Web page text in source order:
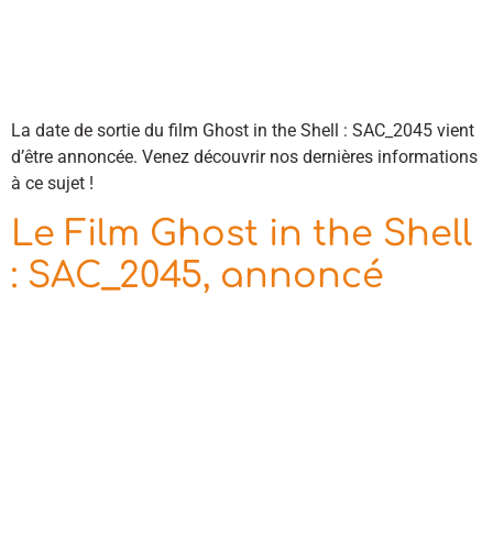
La date de sortie du film Ghost in the Shell : SAC_2045 vient
d’être annoncée. Venez découvrir nos dernières informations
à ce sujet !
Le Film Ghost in the Shell
: SAC_2045, annoncé